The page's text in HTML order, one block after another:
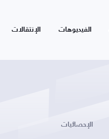
الفيديوهات الإنتقالات
الإحصائيات